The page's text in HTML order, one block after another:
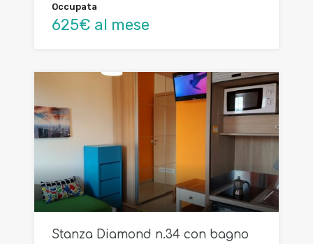
Occupata
625€ al mese
Stanza Diamond n.34 con bagno